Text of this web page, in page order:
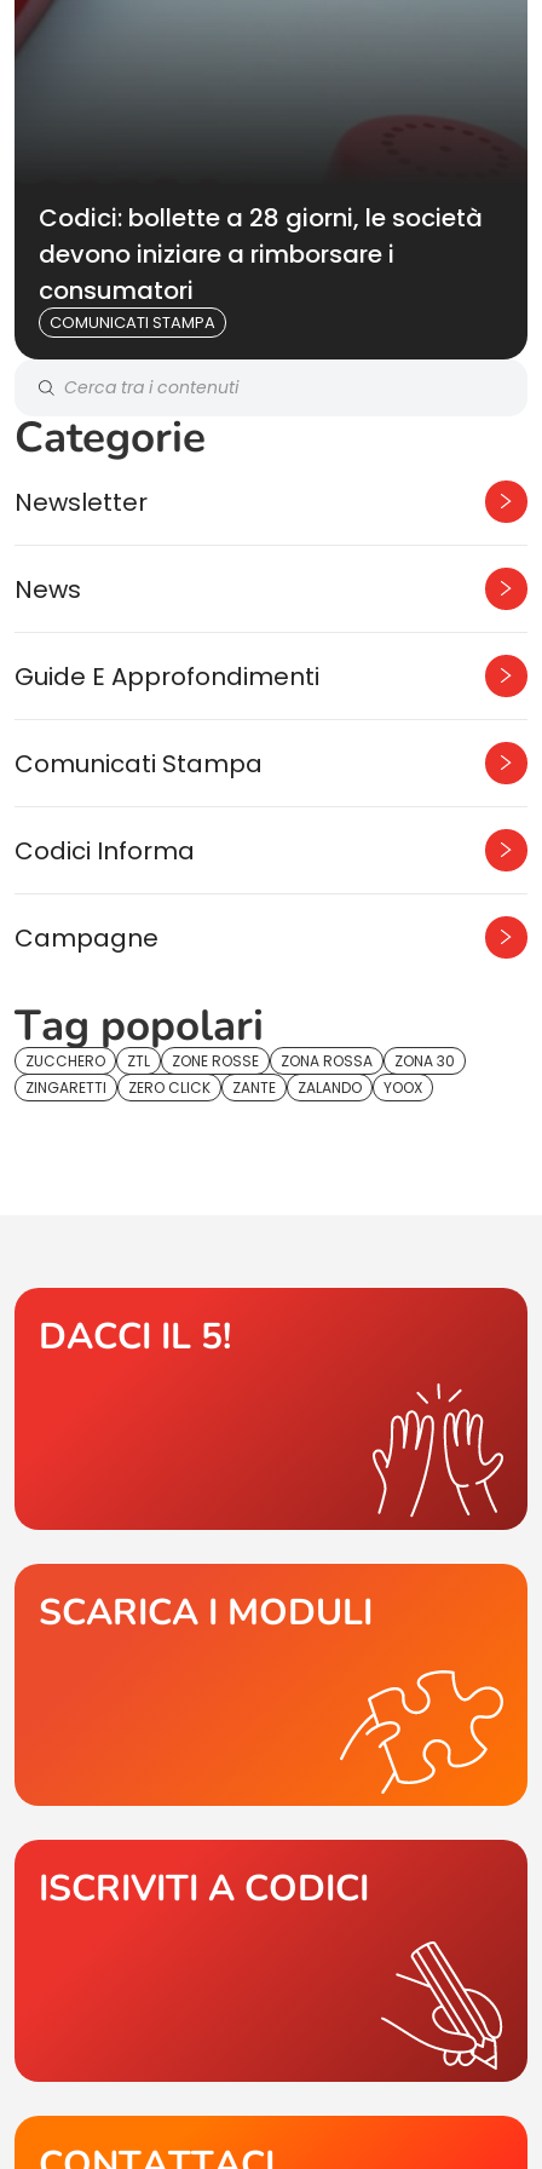
Codici: bollette a 28 giorni, le società
devono iniziare a rimborsare i
consumatori
COMUNICATI STAMPA
Categorie
Newsletter
News
Guide E Approfondimenti
Comunicati Stampa
Codici Informa
Campagne
Tag popolari
ZUCCHERO ZTL ZONE ROSSE ZONA ROSSA
ZONA 30
ZINGARETTI
ZERO CLICK ZANTE ZALANDO YOOX
DACCI IL 5!
SCARICA I MODULI
ISCRIVITI A CODICI